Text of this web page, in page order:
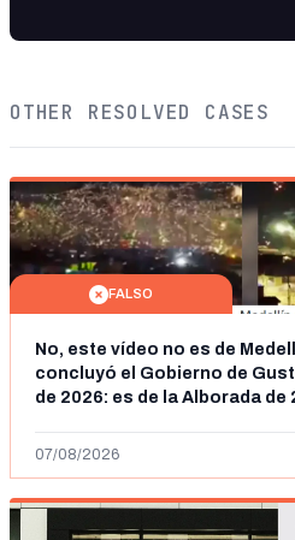
OTHER RESOLVED CASES
FALSO
No, este vídeo no es de
concluyó el Gobierno de
de 2026: es de la Alborada de
07/08/2026